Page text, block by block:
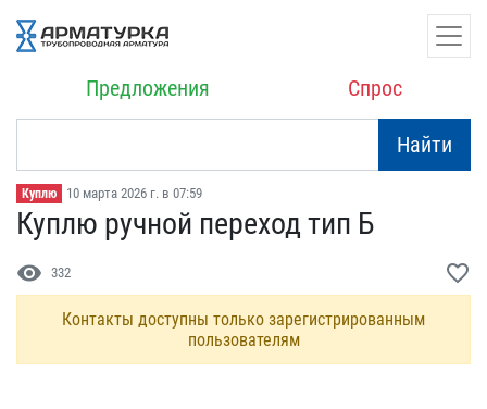
Предложения Спрос
Найти
Куплю 10 марта 2026 г. в 07:59
Куплю ручной переход тип​ Б
visibility 332 favorite_border
Контакты доступны только зарегистрированным
пользователям